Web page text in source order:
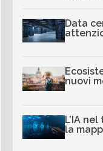
Data
nuovi
L’IA
la